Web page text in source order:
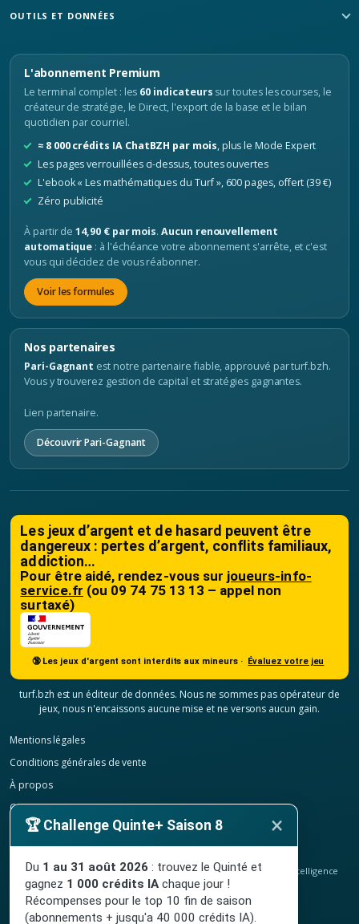
OUTILS ET DONNÉES
L'abonnement Premium
Le terminal complet : les 60 indicateurs sur toutes les courses, le
créateur de stratégie, le Direct, l'export de la base et le bilan
quotidien par courriel.
≈ 8 000 crédits IA ChatBZH par mois, plus le Mode Expert
Les pages verrouillées ci-dessus, toutes ouvertes
L'ebook « Les mathématiques du Turf », 600 pages, offert (39 €)
Zéro publicité
À partir de14,90 € par mois.Aucun renouvellement
automatique : à l'échéance votre abonnement s'arrête, et c'est
vous qui décidez de vous réabonner.
Voir les formules
Nos partenaires
Pari-Gagnant est notre partenaire fiable, approuvé par turf.bzh.
Vous y trouverez gestion de capital et stratégies gagnantes.
Lien partenaire.
Découvrir Pari-Gagnant
Les jeux d’argent et de hasard peuvent être
dangereux : pertes d’argent, conflits familiaux,
addiction…
Pour être aidé, rendez-vous sur joueurs-info-
service.fr (ou 09 74 75 13 13 – appel non
surtaxé)
🔞 Les jeux d'argent sont interdits aux mineurs · Évaluez votre jeu
turf.bzh est un éditeur de données. Nous ne sommes pas opérateur de
jeux, nous n'encaissons aucune mise et ne versons aucun gain.
Mentions légales
Conditions générales de vente
À propos
Contact
Confidentialité
© 2020-2026 TURF.bzh , analyses hippiques, classement ELO et intelligence
artificielle.
Site indépendant, sans lien avec le PMU. Jeu interdit aux mineurs.
🏆 Challenge Quinte+ Saison 8 ×
Du 1 au 31 août 2026 : trouvez le Quinté et
gagnez 1 000 crédits IA chaque jour !
Récompenses pour le top 10 fin de saison
(abonnements + jusqu'a 40 000 crédits IA).